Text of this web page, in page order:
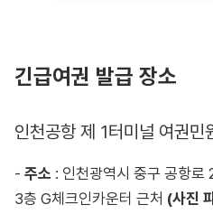
긴급여권 발급 장소
인천공항 제 1터미널 여권민
- 주소 : 인천광역시 중구 공항로
3층 G체크인카운터 근처 (사진